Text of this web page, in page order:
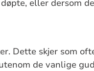
eller dersom
Dette skjer som
de vanlige